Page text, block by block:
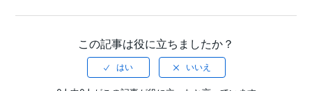
この記事は役に立ちましたか？